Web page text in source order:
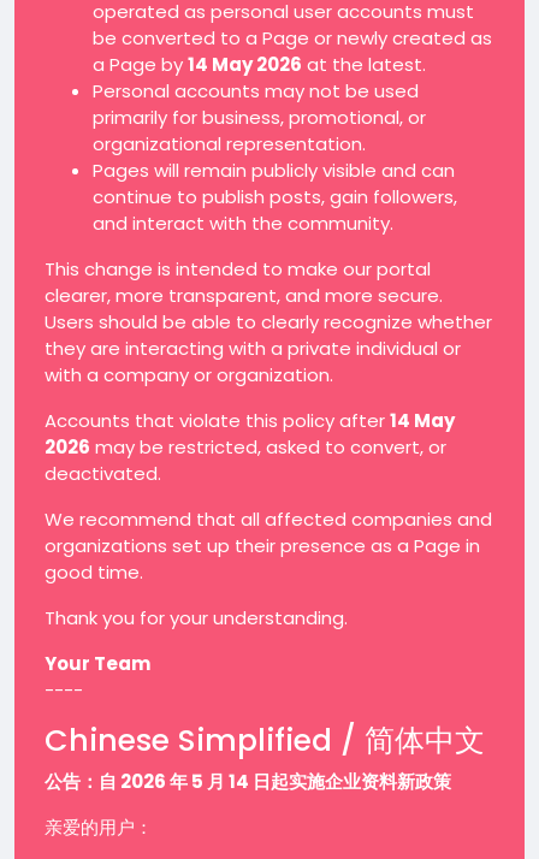
operated as personal user accounts must
be converted to a Page or newly created as
a Page by14 May 2026 at the latest.
Personal accounts may not be used
primarily for business, promotional, or
organizational representation.
Pages will remain publicly visible and can
continue to publish posts, gain followers,
and interact with the community.
This change is intended to make our portal
clearer, more transparent, and more secure.
Users should be able to clearly recognize whether
they are interacting with a private individual or
with a company or organization.
Accounts that violate this policy after14 May
2026 may be restricted, asked to convert, or
deactivated.
We recommend that all affected companies and
organizations set up their presence as a Page in
good time.
Thank you for your understanding.
Your Team
----
Chinese Simplified / 简体中文
公告：自 2026 年 5 月 14 日起实施企业资料新政策
亲爱的用户：